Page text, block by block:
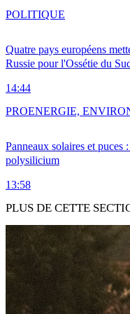
Quatre pays européens
Russie pour l'Ossétie du
14:44
POLITIQUE
Panneaux solaires et puces
polysilicium
13:58
PROENERGIE,
PLUS DE CETTE